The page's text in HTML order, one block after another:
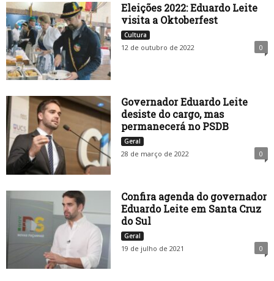
Eleições 2022: Eduardo Leite
visita a Oktoberfest
Cultura
12 de outubro de 2022 0
Governador Eduardo Leite
desiste do cargo, mas
permanecerá no PSDB
Geral
28 de março de 2022 0
Confira agenda do governador
Eduardo Leite em Santa Cruz
do Sul
Geral
19 de julho de 2021 0